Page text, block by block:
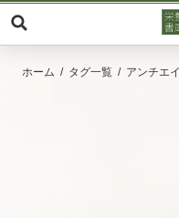
ホーム タグ一覧 アンチエ